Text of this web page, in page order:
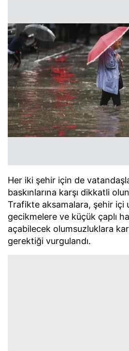
Her iki şehir için de
baskınlarına karşı dikkatli
Trafikte aksamalara, şehir içi
gecikmelere ve küçük çaplı
açabilecek olumsuzluklara
gerektiği vurgulandı.